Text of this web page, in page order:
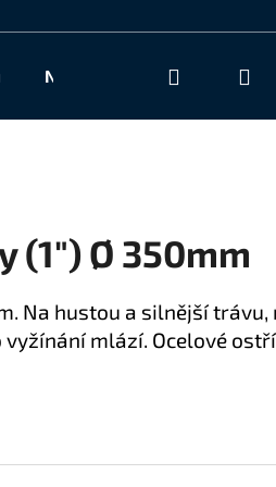
NAŠE SLUŽBY KONTAKT
Hledat
(1") Ø 350mm
Na hustou a silnější
mlází. Ocelové ostří